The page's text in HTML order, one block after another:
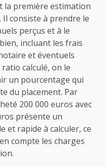
la première estimation
consiste à prendre le
perçus et à le
incluant les frais
et éventuels
calculé, on le
un pourcentage qui
du placement. Par
200 000 euros avec
présente un
et rapide à calculer, ce
compte les charges